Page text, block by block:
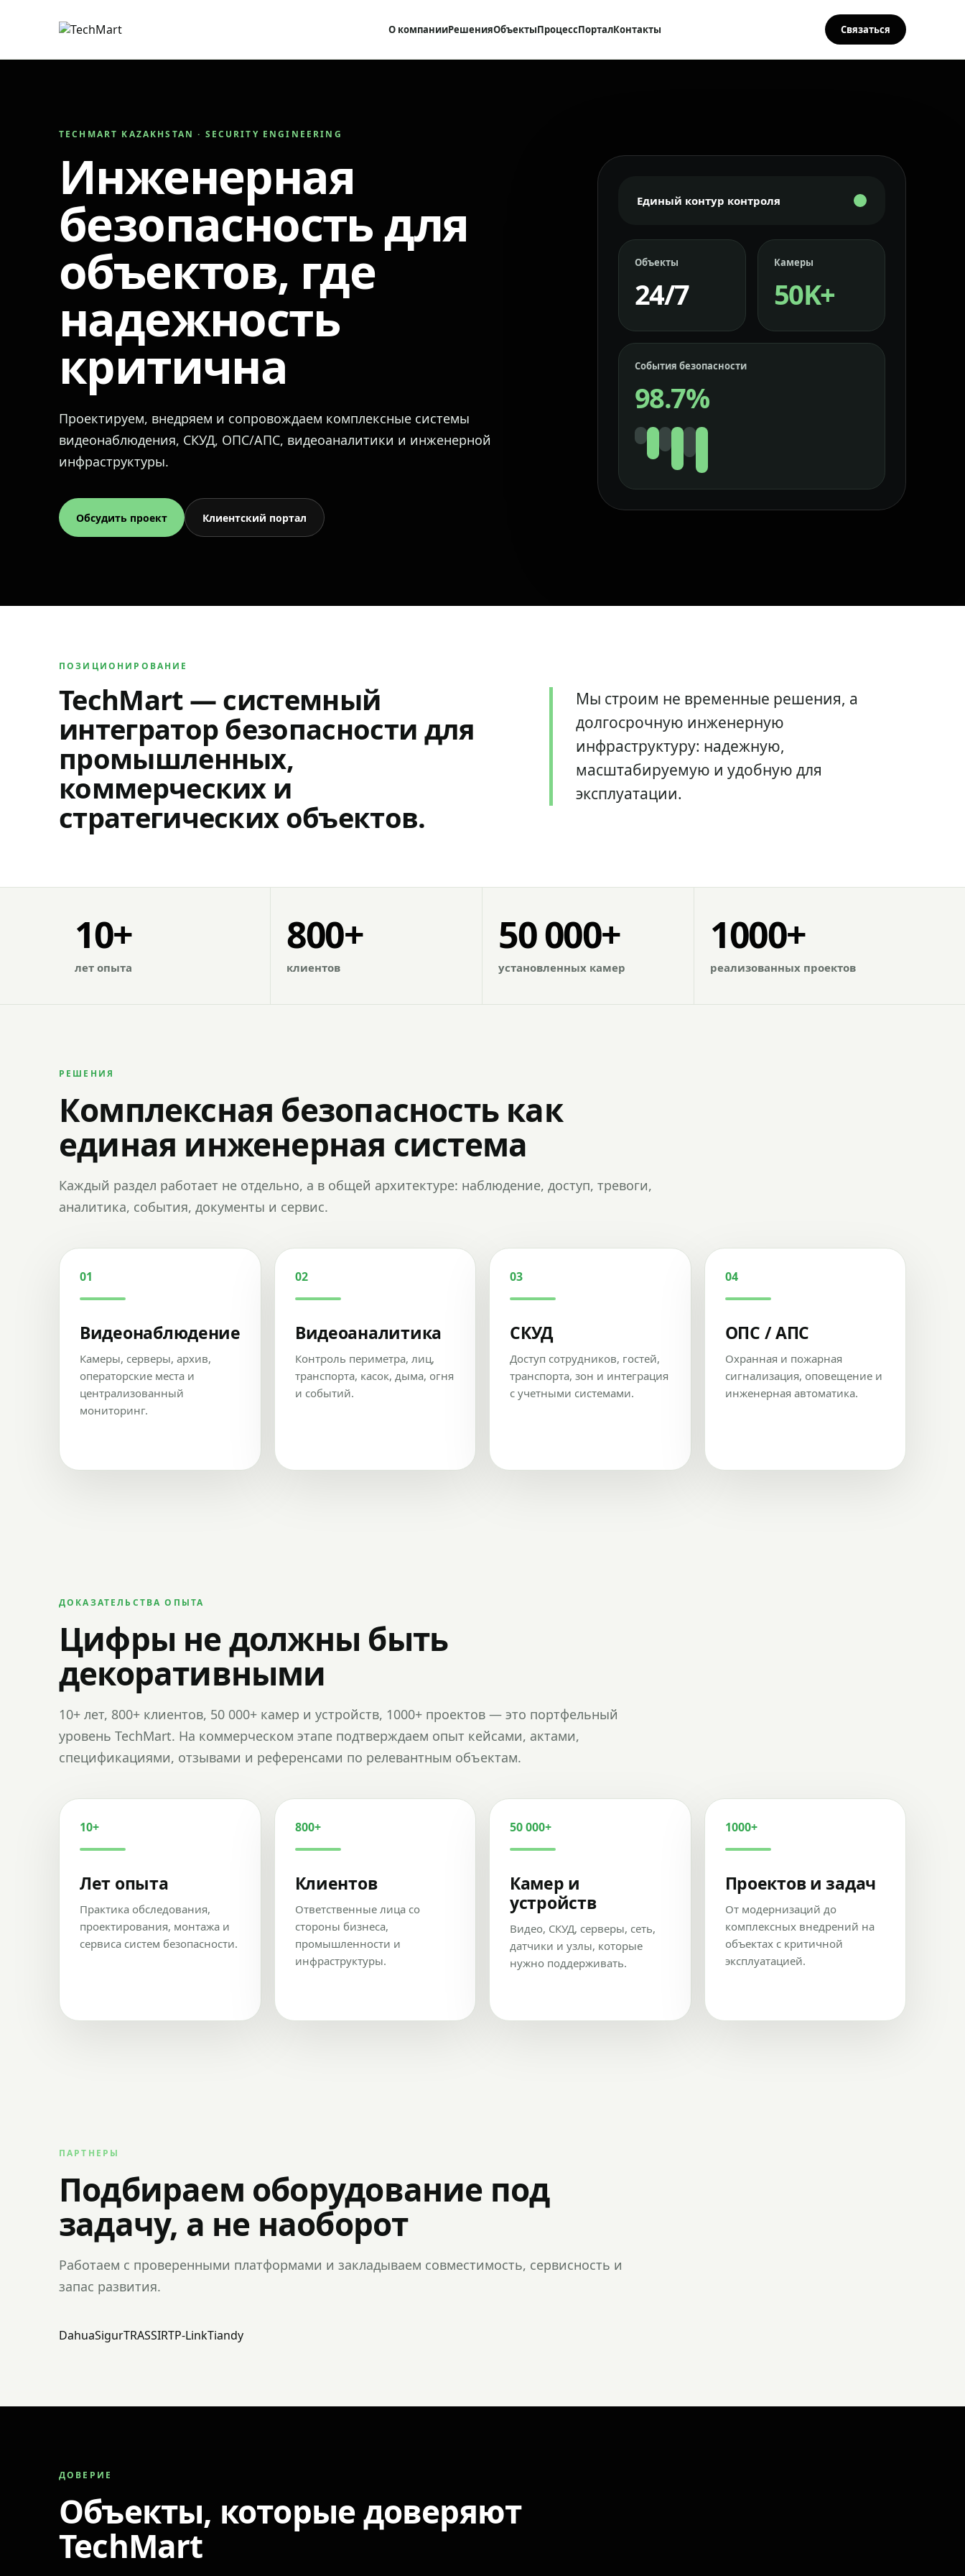
О компанииРешенияОбъектыПроцессПорталКонтакты Связаться
TECHMART KAZAKHSTAN · SECURITY ENGINEERING
Инженерная
безопасность для
объектов, где
надежность
критична
Проектируем, внедряем и сопровождаем комплексные системы
видеонаблюдения, СКУД, ОПС/АПС, видеоаналитики и инженерной
инфраструктуры.
Обсудить проект Клиентский портал
Единый контур контроля
Объекты
24/7
Камеры
50K+
События безопасности
98.7%
ПОЗИЦИОНИРОВАНИЕ
TechMart — системный
интегратор безопасности для
промышленных,
коммерческих и
стратегических объектов.
Мы строим не временные решения, а
долгосрочную инженерную
инфраструктуру: надежную,
масштабируемую и удобную для
эксплуатации.
10+
лет опыта
800+
клиентов
50 000+
установленных камер
1000+
реализованных проектов
РЕШЕНИЯ
Комплексная безопасность как
единая инженерная система
Каждый раздел работает не отдельно, а в общей архитектуре: наблюдение, доступ, тревоги,
аналитика, события, документы и сервис.
01
Видеонаблюдение
Камеры, серверы, архив,
операторские места и
централизованный
мониторинг.
02
Видеоаналитика
Контроль периметра, лиц,
транспорта, касок, дыма, огня
и событий.
03
СКУД
Доступ сотрудников, гостей,
транспорта, зон и интеграция
с учетными системами.
04
ОПС / АПС
Охранная и пожарная
сигнализация, оповещение и
инженерная автоматика.
ДОКАЗАТЕЛЬСТВА ОПЫТА
Цифры не должны быть
декоративными
10+ лет, 800+ клиентов, 50 000+ камер и устройств, 1000+ проектов — это портфельный
уровень TechMart. На коммерческом этапе подтверждаем опыт кейсами, актами,
спецификациями, отзывами и референсами по релевантным объектам.
10+
Лет опыта
Практика обследования,
проектирования, монтажа и
сервиса систем безопасности.
800+
Клиентов
Ответственные лица со
стороны бизнеса,
промышленности и
инфраструктуры.
50 000+
Камер и
устройств
Видео, СКУД, серверы, сеть,
датчики и узлы, которые
нужно поддерживать.
1000+
Проектов и задач
От модернизаций до
комплексных внедрений на
объектах с критичной
эксплуатацией.
ПАРТНЕРЫ
Подбираем оборудование под
задачу, а не наоборот
Работаем с проверенными платформами и закладываем совместимость, сервисность и
запас развития.
DahuaSigurTRASSIRTP-LinkTiandy
ДОВЕРИЕ
Объекты, которые доверяют
TechMart